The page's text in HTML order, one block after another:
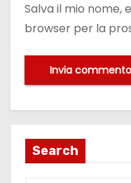
Salva il mio nome,
browser per la
Search